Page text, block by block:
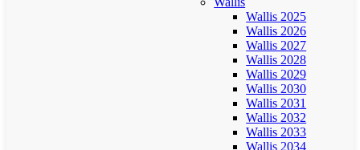
Wallis 2025
Wallis 2026
Wallis 2027
Wallis 2028
Wallis 2029
Wallis 2030
Wallis 2031
Wallis 2032
Wallis 2033
Wallis 2034